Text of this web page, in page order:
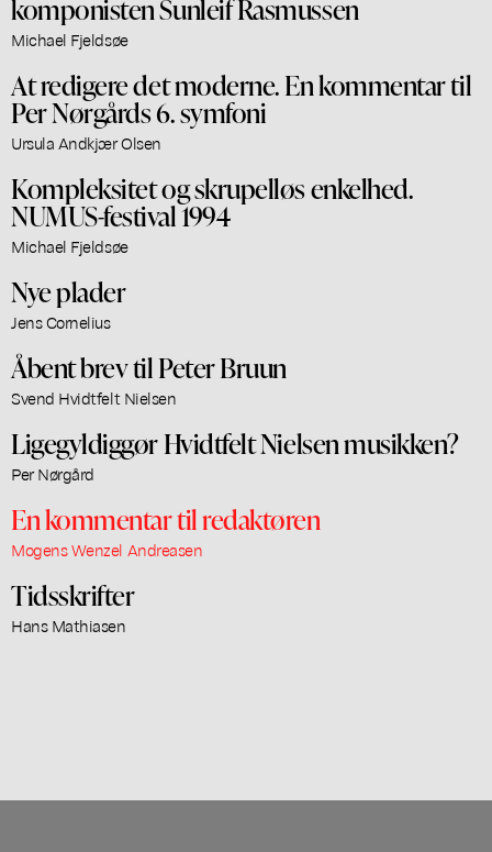
komponisten Sunleif Rasmussen
Michael Fjeldsøe
At redigere det moderne. En kommentar til
Per Nørgårds 6. symfoni
Ursula Andkjær Olsen
Kompleksitet og skrupelløs enkelhed.
NUMUS-festival 1994
Michael Fjeldsøe
Nye plader
Jens Cornelius
Åbent brev til Peter Bruun
Svend Hvidtfelt Nielsen
Ligegyldiggør Hvidtfelt Nielsen musikken?
Per Nørgård
En kommentar til redaktøren
Mogens Wenzel Andreasen
Tidsskrifter
Hans Mathiasen